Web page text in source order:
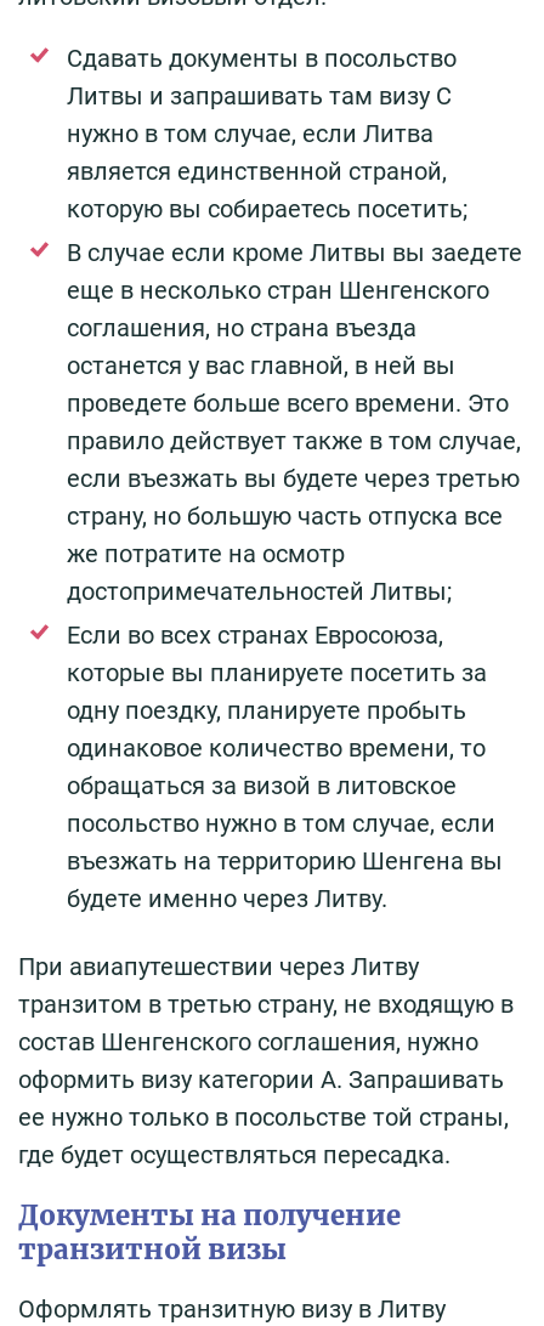
Сдавать документы в посольство
Литвы и запрашивать там визу С
нужно в том случае, если Литва
является единственной страной,
которую вы собираетесь посетить;
В случае если кроме Литвы вы заедете
еще в несколько стран Шенгенского
соглашения, но страна въезда
останется у вас главной, в ней вы
проведете больше всего времени. Это
правило действует также в том случае,
если въезжать вы будете через третью
страну, но большую часть отпуска все
же потратите на осмотр
достопримечательностей Литвы;
Если во всех странах Евросоюза,
которые вы планируете посетить за
одну поездку, планируете пробыть
одинаковое количество времени, то
обращаться за визой в литовское
посольство нужно в том случае, если
въезжать на территорию Шенгена вы
будете именно через Литву.
При авиапутешествии через Литву
транзитом в третью страну, не входящую в
состав Шенгенского соглашения, нужно
оформить визу категории А. Запрашивать
ее нужно только в посольстве той страны,
где будет осуществляться пересадка.
Документы на получение
транзитной визы
Оформлять транзитную визу в Литву